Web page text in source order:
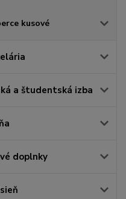
kusové
a študentská izba
doplnky